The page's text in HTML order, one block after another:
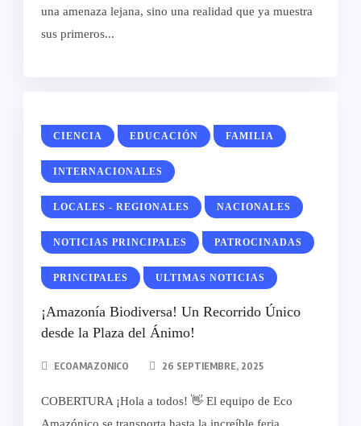
una amenaza lejana, sino una realidad que ya muestra
sus primeros...
CIENCIA EDUCACIÓN FAMILIA
INTERNACIONALES
LOCALES - REGIONALES NACIONALES
NOTICIAS PRINCIPALES PATROCINADAS
PRINCIPALES ULTIMAS NOTICIAS
¡Amazonía Biodiversa! Un Recorrido Único
desde la Plaza del Ánimo!
ECOAMAZONICO 26 SEPTIEMBRE, 2025
COBERTURA ¡Hola a todos! 👋 El equipo de Eco